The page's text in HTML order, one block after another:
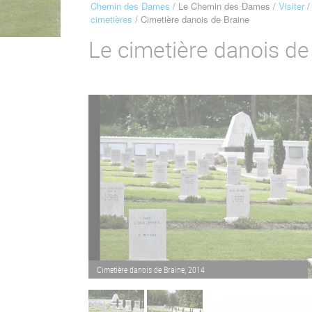
Fil
Chemin des Dames Le Chemin des Dames Visiter
cimetières Cimetière danois de Braine
Le cimetière danois
Cimetière danois de Braine, 2014